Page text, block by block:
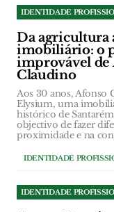
IDENTIDADE
Da agricultura
imobiliário: o
improvável de
Claudino
Aos 30 anos, Afonso
Elysium, uma
histórico de
objectivo de fazer
proximidade e na
IDENTIDADE
IDENTIDADE